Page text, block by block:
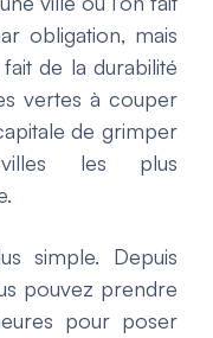
obligation, mais
de la durabilité
vertes à couper
de grimper
les plus
simple. Depuis
pouvez prendre
pour poser